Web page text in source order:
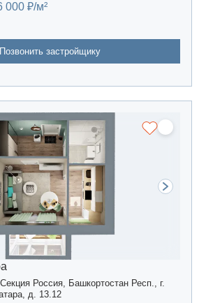
000 ₽/м²
Позвонить застройщику
Россия, Башкортостан Респ., г.
д. 13.12